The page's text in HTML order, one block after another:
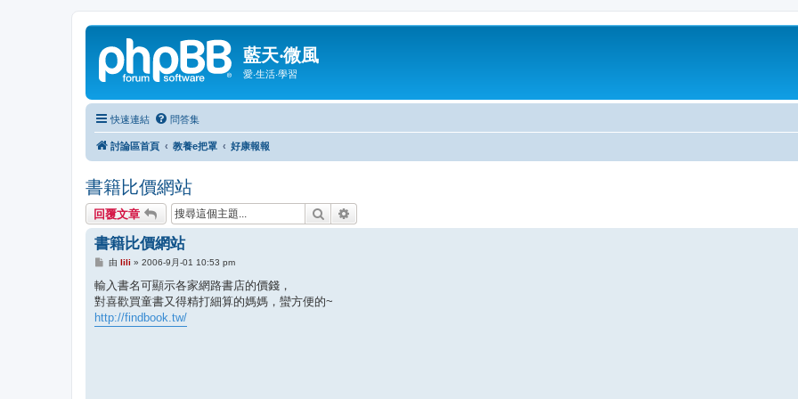
藍天‧微風
愛‧生活‧學習
快速連結 問答集
討論區首頁 教養e把罩 好康報報
書籍比價網站
回覆文章 搜尋
書籍比價網站
文
由 lili » 2006-9月-01 10:53 pm
輸入書名可顯示各家網路書店的價錢，
對喜歡買童書又得精打細算的媽媽，蠻方便的~
http://findbook.tw/